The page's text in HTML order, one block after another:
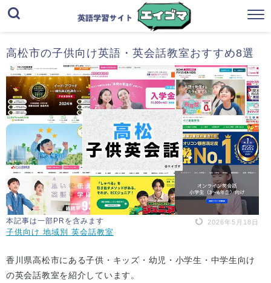
高松市の子供向け英語・英会話教室おすすめ8選
本記事は一部PRを含みます 2026年5月18日
子供向け 地域別 英会話教室
香川県高松市にある子供・キッズ・幼児・小学生・中学生向け
の英会話教室を紹介しています。